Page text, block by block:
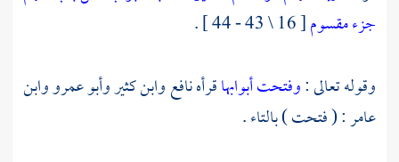
جزء مقسوم[ 16 \ 43 - 44 ] .
وقوله تعالى :وفتحت أبوابهاقرأهنافعوابن كثيروأبو عمرووابن
عامر: ( فتحت ) بالتاء .